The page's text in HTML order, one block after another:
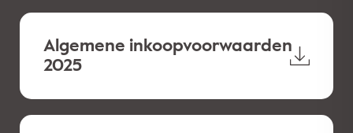
Algemene inkoopvoorwaarden
2025